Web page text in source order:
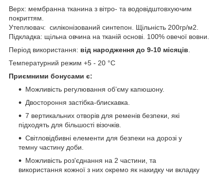
Верх: мембранна тканина з вітро- та водовідштовхуючим
покриттям.
Утеплювач: силіконізований синтепон. Щільність 200гр/м2.
Підкладка: щільна овчина на тканій основі. 100% овечої вовни.
Період використання: від народження до 9-10 місяців
Температурний режим +5 - 20 °С
Приємними бонусами є:
Можливість регулювання об’єму капюшону.
Двостороння застібка-блискавка.
7 вертикальних отворів для ременів безпеки, які
підходять для більшості візочків.
Світловідбивні елементи для безпеки на дорозі у
темну частину доби.
Можливість роз'єднання на 2 частини, та
використання кожної з них окремо як накидку чи вкладку